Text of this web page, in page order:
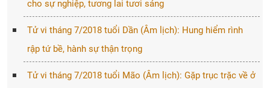
cho sự nghiệp, tương lai tươi sáng
Tử vi tháng 7/2018 tuổi Dần (Âm lịch): Hung hiểm rình
rập tứ bề, hành sự thận trọng
Tử vi tháng 7/2018 tuổi Mão (Âm lịch): Gặp trục trặc về ở